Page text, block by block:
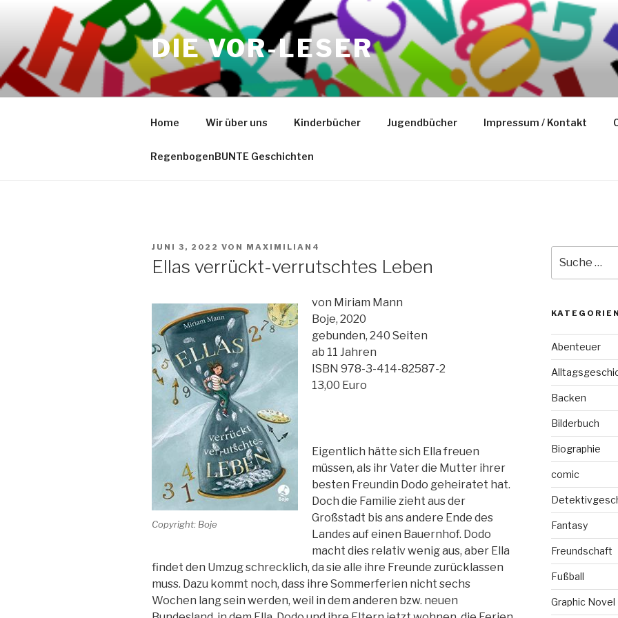
springen
DIE VOR-LESER
Home Wir über uns Kinderbücher Jugendbücher Impressum / Kontakt
RegenbogenBUNTE Geschichten
VERÖFFENTLICHT
JUNI 3, 2022 VON MAXIMILIAN4
Ellas verrückt-verrutschtes Leben
Copyright: Boje
von Miriam Mann
Boje, 2020
gebunden, 240 Seiten
ab 11 Jahren
ISBN 978-3-414-82587-2
13,00 Euro
Eigentlich hätte sich Ella freuen
müssen, als ihr Vater die Mutter ihrer
besten Freundin Dodo geheiratet hat.
Doch die Familie zieht aus der
Großstadt bis ans andere Ende des
Landes auf einen Bauernhof. Dodo
macht dies relativ wenig aus, aber Ella
findet den Umzug schrecklich, da sie alle ihre Freunde zurücklassen
muss. Dazu kommt noch, dass ihre Sommerferien nicht sechs
Wochen lang sein werden, weil in dem anderen bzw. neuen
nach:
KATEGORIEN
Abenteuer
Backen
Bilderbuch
Biographie
comic
Fantasy
Freundschaft
Fußball
Graphic Novel